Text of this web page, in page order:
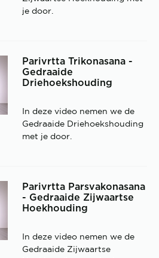
je door.
Parivrtta Trikonasana -
Gedraaide
Driehoekshouding
In deze video nemen we de
Gedraaide Driehoekshouding
met je door.
Parivrtta Parsvakonasana
- Gedraaide Zijwaartse
Hoekhouding
In deze video nemen we de
Gedraaide Zijwaartse